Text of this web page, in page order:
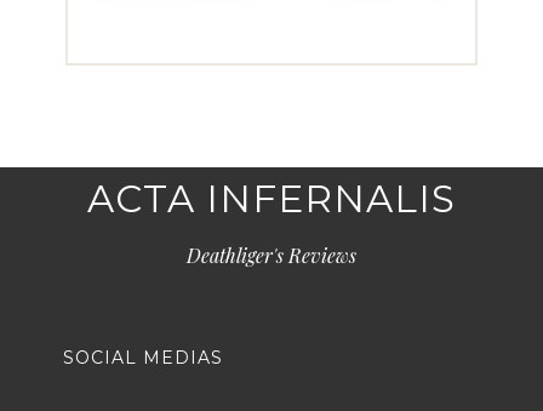
ACTA INFERNALIS
Deathliger's Reviews
SOCIAL MEDIAS